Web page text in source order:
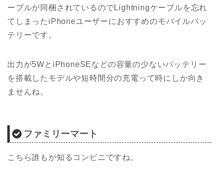
ーブルが同梱されているのでLightningケーブルを忘れ
てしまったiPhoneユーザーにおすすめのモバイルバッ
テリーです。
出力が5WとiPhoneSEなどの容量の少ないバッテリー
を搭載したモデルや短時間分の充電って時にしか向き
ませんね。
ファミリーマート
こちら誰もが知るコンビニですね。